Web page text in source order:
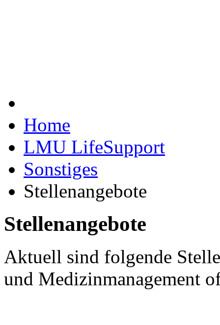
Home
LMU LifeSupport
Sonstiges
Stellenangebote
Stellenangebote
Aktuell sind folgende
und Medizinmanagement